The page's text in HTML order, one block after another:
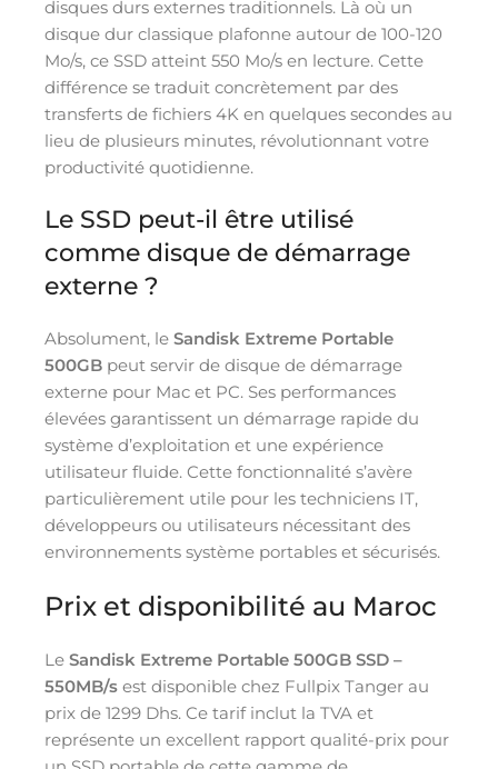
disques durs externes traditionnels. Là où un
disque dur classique plafonne autour de 100-120
Mo/s, ce SSD atteint 550 Mo/s en lecture. Cette
différence se traduit concrètement par des
transferts de fichiers 4K en quelques secondes au
lieu de plusieurs minutes, révolutionnant votre
productivité quotidienne.
Le SSD peut-il être utilisé
comme disque de démarrage
externe ?
Absolument, le Sandisk Extreme Portable
500GB peut servir de disque de démarrage
externe pour Mac et PC. Ses performances
élevées garantissent un démarrage rapide du
système d’exploitation et une expérience
utilisateur fluide. Cette fonctionnalité s’avère
particulièrement utile pour les techniciens IT,
développeurs ou utilisateurs nécessitant des
environnements système portables et sécurisés.
Prix et disponibilité au Maroc
Le Sandisk Extreme Portable 500GB SSD –
550MB/s est disponible chez Fullpix Tanger au
prix de 1299 Dhs. Ce tarif inclut la TVA et
représente un excellent rapport qualité-prix pour